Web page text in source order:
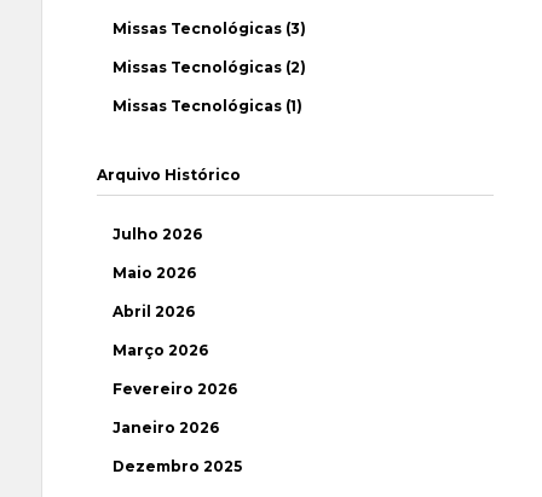
Missas Tecnológicas (3)
Missas Tecnológicas (2)
Missas Tecnológicas (1)
Arquivo Histórico
Julho 2026
Maio 2026
Abril 2026
Março 2026
Fevereiro 2026
Janeiro 2026
Dezembro 2025